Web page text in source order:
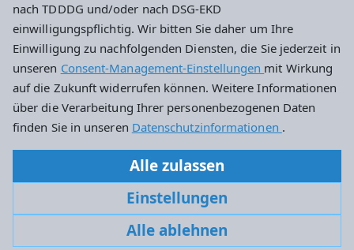
nach TDDDG und/oder nach DSG-EKD
einwilligungspflichtig. Wir bitten Sie daher um Ihre
Einwilligung zu nachfolgenden Diensten, die Sie jederzeit in
unseren Consent-Management-Einstellungen mit Wirkung
auf die Zukunft widerrufen können. Weitere Informationen
über die Verarbeitung Ihrer personenbezogenen Daten
finden Sie in unseren Datenschutzinformationen .
Alle zulassen
Einstellungen
Alle ablehnen
Evangelisches Dekanat Wiesbaden
Haus an der Marktkirche
Schlossplatz 4
65183 Wiesbaden
dekanat.wiesbaden@ekhn.de